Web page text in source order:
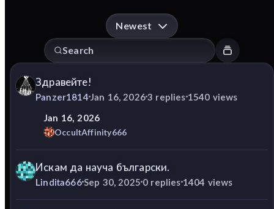
Newest
Здравейте!
Panzer1814Jan 16, 20263 replies 1540 views
Jan 16, 2026
OccultAffinity666
Искам да науча български.
Lindita666Sep 30, 2025 0 replies 1404 views